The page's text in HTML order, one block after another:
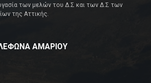
των μελών του Δ.Σ και των Δ.Σ των
της Αττικής.
ΑΜΑΡΙΟΥ